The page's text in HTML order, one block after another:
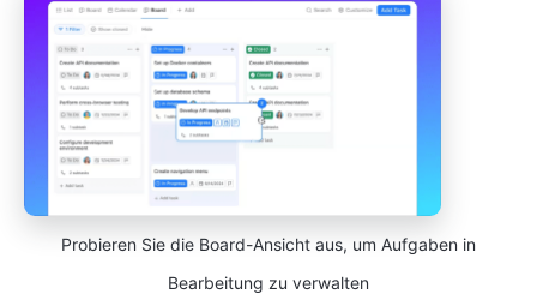
Probieren Sie die Board-Ansicht aus, um Aufgaben in
Bearbeitung zu verwalten